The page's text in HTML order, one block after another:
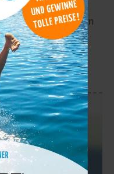
von Koskullskulle in